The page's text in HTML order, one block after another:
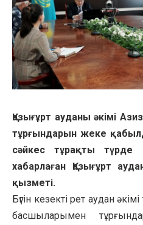
Қазығұрт ауданы әкімі
тұрғындарын жеке
сәйкес тұрақты түрде
хабарлаған Қазығұрт
қызметі.
Бүгін кезекті рет аудан
басшыларымен